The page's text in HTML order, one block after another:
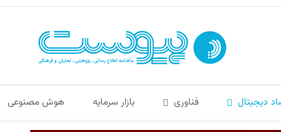
دیجیتال فناوری بازار سرمایه هوش مصنوعی